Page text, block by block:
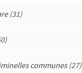
(31)
communes(27)